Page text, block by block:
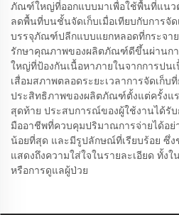
ภัณฑ์ใหญ่ที่ออกแบบมาเพื่อใช้พื้นที่แนว
ลดพื้นที่บนชั้นจัดเก็บเมื่อเทียบกับการจั
บรรจุภัณฑ์ปลีกแบบแยกหลอดที่กระจาย
รักษาคุณภาพของผลิตภัณฑ์ดีขึ้นผ่านก
ใหญ่ที่ป้องกันเนื้อหาภายในจากการปน
เสื่อมสภาพตลอดระยะเวลาการจัดเก็บ
ประสิทธิภาพของผลิตภัณฑ์ตั้งแต่ครั้งแ
สุดท้าย ประสบการณ์ของผู้ใช้งานได้รั
มืออาชีพที่ควบคุมปริมาณการจ่ายได้อ
น้อยที่สุด และมีรูปลักษณ์ที่เรียบร้อย ซึ่ง
แสดงถึงความใส่ใจในรายละเอียด ทั้
หรือการดูแลผู้ป่วย